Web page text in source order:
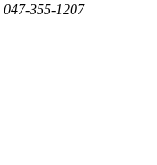
047-355-1207